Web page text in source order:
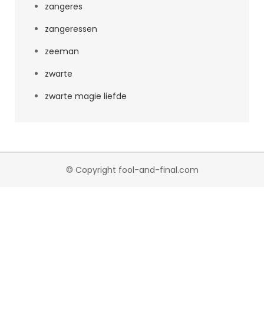
zangeres
zangeressen
zeeman
zwarte
zwarte magie liefde
© Copyright fool-and-final.com